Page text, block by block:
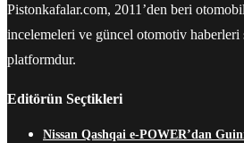
Pistonkafalar.com, 2011’den beri
incelemeleri ve güncel otomotiv
platformdur.
Editörün Seçtikleri
Nissan Qashqai e-POWER’dan